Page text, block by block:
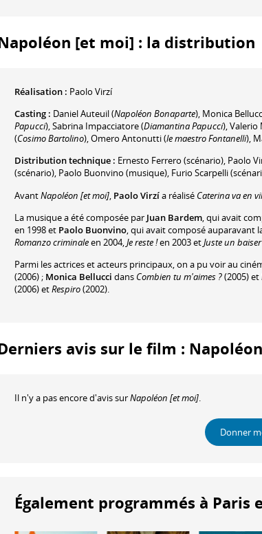
[et moi] : la distribution
Réalisation : Paolo Virzí
Casting : Daniel Auteuil(Napoléon Bonaparte), Monica
Papucci),Sabrina Impacciatore(Diamantina Papucci),Valerio
(Cosimo Bartolino),Omero Antonutti(le maestro Fontanelli),
Distribution technique : Ernesto Ferrero (scénario), Paolo
(scénario), Paolo Buonvino (musique), Furio Scarpelli
AvantNapoléon [et moi], Paolo Virzía réalisé Caterina va en
La musique a été composée par Juan Bardem, qui avait
en 1998 et Paolo Buonvino, qui avait composé auparavant
Romanzo criminaleen 2004,Je reste !en 2003 etJuste un baiser
Parmi les actrices et acteurs principaux, on a pu voir au
(2006) ; Monica Bellucci dans Combien tu m'aimes ?(2005) et
(2006) etRespiro(2002).
avis sur le film :
Il n'y a pas encore d'avis surNapoléon [et moi].
Donner
Également programmés à Paris